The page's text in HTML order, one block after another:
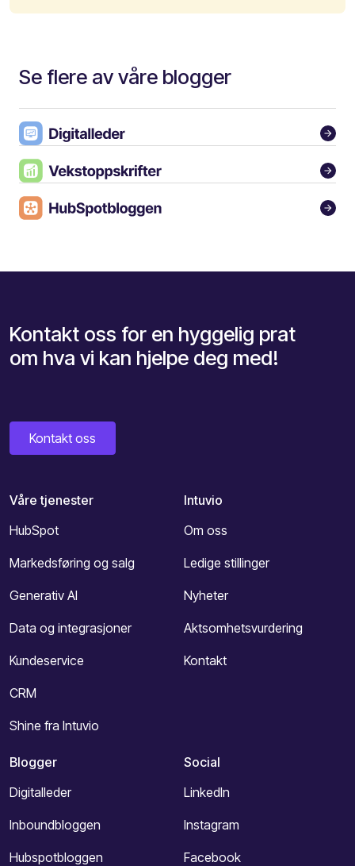
Se flere av våre blogger
Kontakt oss for en hyggelig prat
om hva vi kan hjelpe deg med!
Kontakt oss
Våre tjenester
HubSpot
Markedsføring og salg
Generativ AI
Data og integrasjoner
Kundeservice
CRM
Shine fra Intuvio
Intuvio
Om oss
Ledige stillinger
Nyheter
Aktsomhetsvurdering
Kontakt
Blogger
Digitalleder
Inboundbloggen
Hubspotbloggen
Social
LinkedIn
Instagram
Facebook